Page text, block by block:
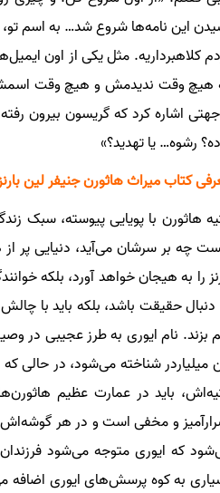
این نامه‌ها شروع شد… به اسم تو،
کلاهبرداریه. مثل یکی از اون
هیچ وقت ندیدمش و هیچ وقت اسمش
اشاره کرد که گریسون بیرون
رشوه… یا تهدید؟»
کتاب میراث هاثورن جنیفر لین
هاثورن با پویایی پیوسته، سبک
چه بر سرشان می‌آید، دنیایی پر
را به هیجان خواهد آورد، بلکه
دنبال حقیقت باشد، بلکه باید با
بزند. نام ایوری به طرز عجیبی در
میلیاردر شناخته می‌شود، در حالی
باید در عمارت عظیم
و مخفی است و در هر
که ایوری متوجه می‌شود
به کوه پرسش‌های ایوری اضافه